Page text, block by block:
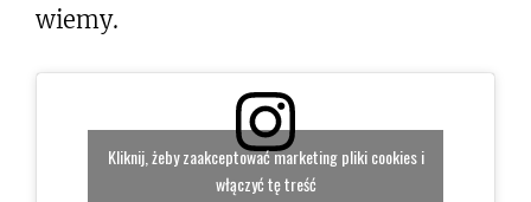
wiemy.
Kliknij, żeby zaakceptować marketing pliki cookies i
włączyć tę treść